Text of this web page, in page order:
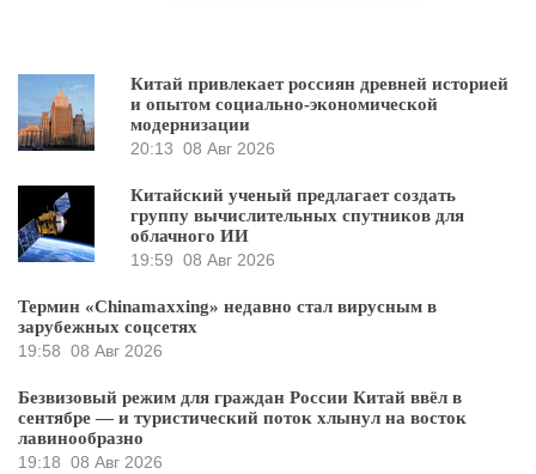
Китай привлекает россиян древней историей
и опытом социально-экономической
модернизации
20:13 08 Авг 2026
Китайский ученый предлагает создать
группу вычислительных спутников для
облачного ИИ
19:59 08 Авг 2026
Термин «Chinamaxxing» недавно стал вирусным в
зарубежных соцсетях
19:58 08 Авг 2026
Безвизовый режим для граждан России Китай ввёл в
сентябре — и туристический поток хлынул на восток
лавинообразно
19:18 08 Авг 2026